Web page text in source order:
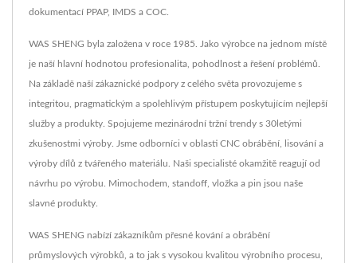
dokumentací PPAP, IMDS a COC.
WAS SHENG byla založena v roce 1985. Jako výrobce na jednom místě
je naší hlavní hodnotou profesionalita, pohodlnost a řešení problémů.
Na základě naší zákaznické podpory z celého světa provozujeme s
integritou, pragmatickým a spolehlivým přístupem poskytujícím nejlepší
služby a produkty. Spojujeme mezinárodní tržní trendy s 30letými
zkušenostmi výroby. Jsme odborníci v oblasti CNC obrábění, lisování a
výroby dílů z tvářeného materiálu. Naši specialisté okamžitě reagují od
návrhu po výrobu. Mimochodem, standoff, vložka a pin jsou naše
slavné produkty.
WAS SHENG nabízí zákazníkům přesné kování a obrábění
průmyslových výrobků, a to jak s vysokou kvalitou výrobního procesu,